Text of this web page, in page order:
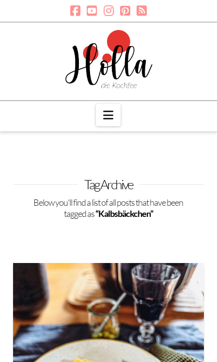
Navigation
Tag Archive
Below you'll find a list of all posts that have been
tagged as“Kalbsbäckchen”